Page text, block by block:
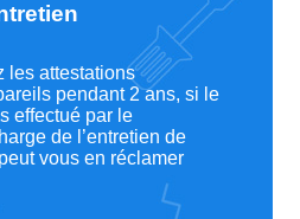
les attestations
pendant 2 ans, si le
effectué par le
de l’entretien de
vous en réclamer